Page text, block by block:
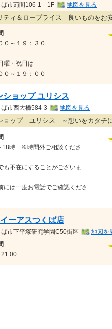
ば市苅間106-1 1F 地図を見る
ティ＆ロープライス 良いものをお
０～１９：３０
曜・祝日は
０～１９：００
ショップ ユリシス
市西大橋584-3 地図を見る
ョップ ユリシス ～想いをカタチ
18時 ※時間外ご相談くださ
も不在にすることがございま
には一度お電話でご確認くださ
ーアスつくば店
市下平塚研究学園C50街区 地図を
21:00